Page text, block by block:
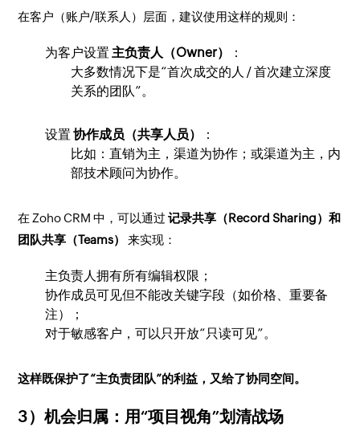
在客户（账户/联系人）层面，建议使用这样的规则：
为客户设置主负责人（Owner）
：
大多数情况下是“首次成交的人 / 首次建立深度
关系的团队”。
设置协作成员（共享人员）
：
比如：直销为主，渠道为协作；或渠道为主，内
部技术顾问为协作。
在 Zoho CRM 中，可以通过记录共享（Record Sharing）和
团队共享（Teams）
来实现：
主负责人拥有所有编辑权限；
协作成员可见但不能改关键字段（如价格、重要备
注）；
对于敏感客户，可以只开放“只读可见”。
这样既保护了“主负责团队”的利益，又给了协同空间。
3）机会归属：用“项目视角”划清战场